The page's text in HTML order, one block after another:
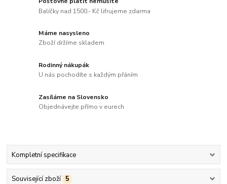
Balíčky nad 1500,- Kč lifrujeme zdarma
Máme nasysleno
Zboží držíme skladem
Rodinný nákupák
U nás pochodíte s každým přáním
Zasíláme na Slovensko
Objednávejte přímo v eurech
Kompletní specifikace
Související zboží 5